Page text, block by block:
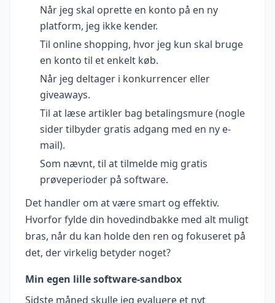
Når jeg skal oprette en konto på en ny
platform, jeg ikke kender.
Til online shopping, hvor jeg kun skal bruge
en konto til et enkelt køb.
Når jeg deltager i konkurrencer eller
giveaways.
Til at læse artikler bag betalingsmure (nogle
sider tilbyder gratis adgang med en ny e-
mail).
Som nævnt, til at tilmelde mig gratis
prøveperioder på software.
Det handler om at være smart og effektiv.
Hvorfor fylde din hovedindbakke med alt muligt
bras, når du kan holde den ren og fokuseret på
det, der virkelig betyder noget?
Min egen lille software-sandbox
Sidste måned skulle jeg evaluere et nyt